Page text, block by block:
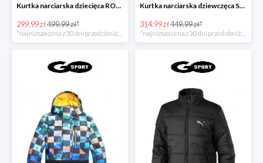
Kurtka narciarska dziecięca ROXY JETTY GIRL
299.99 zł499.99 zł*
Kurtka narciarska dziewczęca SURFANIC DASH
314.99 zł449.99 zł*